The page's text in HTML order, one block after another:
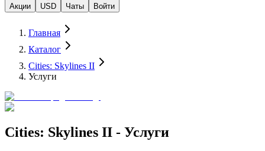
Акции USD Чаты Войти
Главная
Каталог
Cities: Skylines II
Услуги
Cities: Skylines II - Услуги